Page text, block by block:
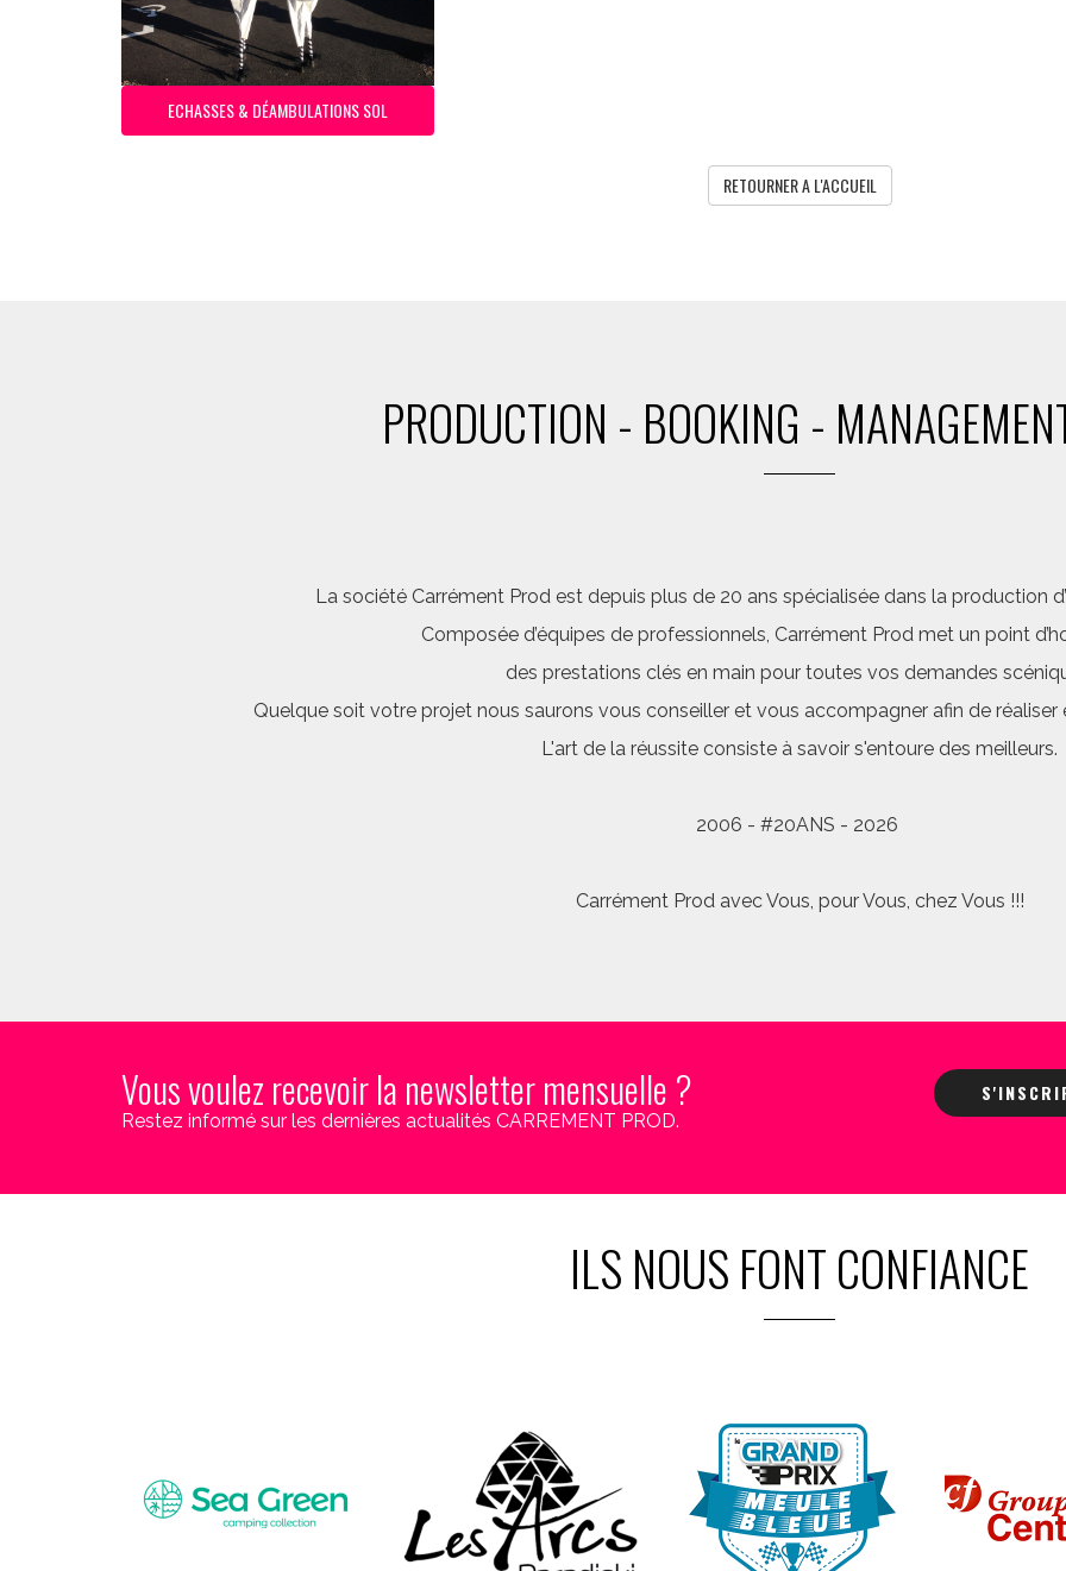
ECHASSES & DÉAMBULATIONS SOL
RETOURNER A L'ACCUEIL
PRODUCTION - BOOKING -
La société Carrément Prod est depuis plus de 20 ans spécialisée dans la production
Composée d’équipes de professionnels, Carrément Prod met un point
des prestations clés en main pour toutes vos demandes
Quelque soit votre projet nous saurons vous conseiller et vous accompagner afin de
L'art de la réussite consiste à savoir s'entoure des meilleurs.
2006 - #20ANS - 2026
Carrément Prod avec Vous, pour Vous, chez Vous !!!
Vous voulez recevoir la newsletter mensuelle ?
Restez informé sur les dernières actualités CARREMENT PROD.
ILS NOUS FONT CONFIANCE